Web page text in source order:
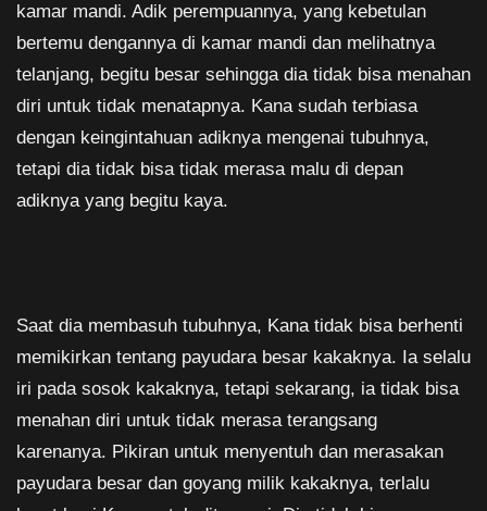
kamar mandi. Adik perempuannya, yang kebetulan
bertemu dengannya di kamar mandi dan melihatnya
telanjang, begitu besar sehingga dia tidak bisa menahan
diri untuk tidak menatapnya. Kana sudah terbiasa
dengan keingintahuan adiknya mengenai tubuhnya,
tetapi dia tidak bisa tidak merasa malu di depan
adiknya yang begitu kaya.
Saat dia membasuh tubuhnya, Kana tidak bisa berhenti
memikirkan tentang payudara besar kakaknya. Ia selalu
iri pada sosok kakaknya, tetapi sekarang, ia tidak bisa
menahan diri untuk tidak merasa terangsang
karenanya. Pikiran untuk menyentuh dan merasakan
payudara besar dan goyang milik kakaknya, terlalu